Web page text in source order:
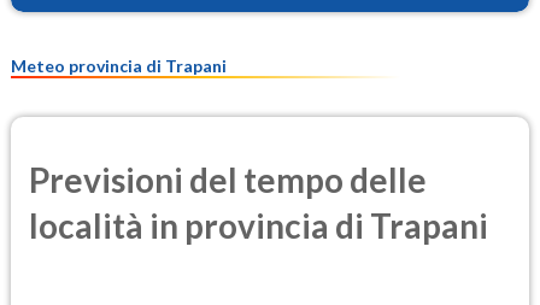
PM25
Meteo provincia di Trapani
Previsioni del tempo delle
località in provincia di Trapani